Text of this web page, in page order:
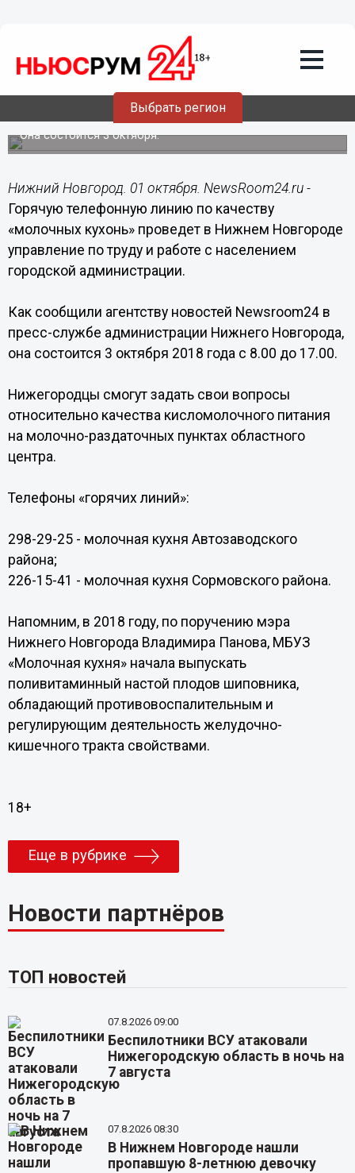
Выбрать регион
«Горячую линию» по качеству
молочных кухонь проведут в Нижнем
Она состоится 3 октября.
Нижний Новгород. 01 октября. NewsRoom24.ru -
Горячую телефонную линию по качеству
«молочных кухонь» проведет в Нижнем Новгороде
управление по труду и работе с населением
городской администрации.
Как сообщили агентству новостей Newsroom24 в
пресс-службе администрации Нижнего Новгорода,
она состоится 3 октября 2018 года с 8.00 до 17.00.
Нижегородцы смогут задать свои вопросы
относительно качества кисломолочного питания
на молочно-раздаточных пунктах областного
центра.
Телефоны «горячих линий»:
298-29-25 - молочная кухня Автозаводского
района;
226-15-41 - молочная кухня Сормовского района.
Напомним, в 2018 году, по поручению мэра
Нижнего Новгорода Владимира Панова, МБУЗ
«Молочная кухня» начала выпускать
поливитаминный настой плодов шиповника,
обладающий противовоспалительным и
регулирующим деятельность желудочно-
кишечного тракта свойствами.
18+
Еще в рубрике
Новости партнёров
ТОП новостей
07.8.2026 09:00
Беспилотники ВСУ атаковали
Нижегородскую область в ночь на
7 августа
07.8.2026 08:30
В Нижнем Новгороде нашли
пропавшую 8-летнюю девочку